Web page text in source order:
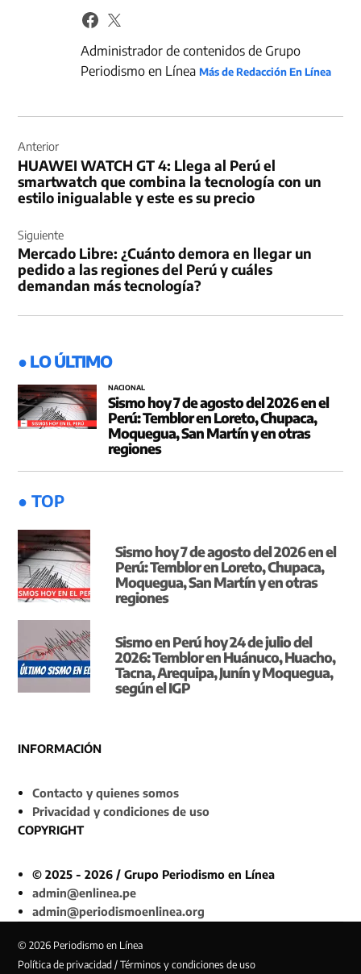
Administrador de contenidos de Grupo
Periodismo en LíneaMás de Redacción En Línea
de
entradas
Anterior
HUAWEI WATCH GT 4: Llega al Perú el
smartwatch que combina la tecnología con un
estilo inigualable y este es su precio
Siguiente
Mercado Libre: ¿Cuánto demora en llegar un
pedido a las regiones del Perú y cuáles
demandan más tecnología?
● LO ÚLTIMO
NACIONAL
Sismo hoy 7 de agosto del 2026 en el
Perú: Temblor en Loreto, Chupaca,
Moquegua, San Martín y en otras
regiones
● TOP
Sismo hoy 7 de agosto del 2026 en el
Perú: Temblor en Loreto, Chupaca,
Moquegua, San Martín y en otras
regiones
Sismo en Perú hoy 24 de julio del
2026: Temblor en Huánuco, Huacho,
Tacna, Arequipa, Junín y Moquegua,
según el IGP
INFORMACIÓN
Contacto y quienes somos
Privacidad y condiciones de uso
COPYRIGHT
© 2025 - 2026 / Grupo Periodismo en Línea
admin@enlinea.pe
admin@periodismoenlinea.org
© 2026 Periodismo en Línea
Política de privacidad / Términos y condiciones de uso